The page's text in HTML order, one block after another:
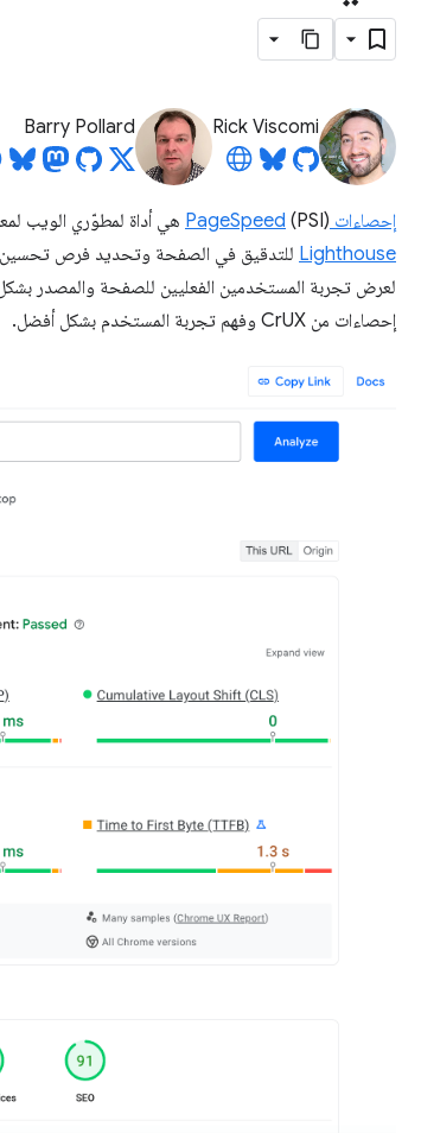
Rick Viscomi
Barry Pollard
إحصاءات PageSpeed (PSI) هي أداة لمطوّري الويب لمعرفة مستوى أداء الصفحة وكيفية تحسينه. وتستخدِم هذه الميزة
Lighthouse للتدقيق في الصفحة وتحديد فرص تحسين
إحصاءات من CrUX وفهم تجربة المستخدم بشكل أفضل.